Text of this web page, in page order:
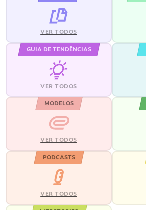
VER TODOS
GUIA DE TENDÊNCIAS
VER TODOS
MODELOS
VER TODOS
PODCASTS
VER TODOS